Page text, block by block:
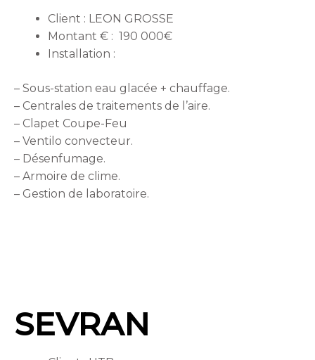
Client : LEON GROSSE
Montant € : 190 000€
Installation :
– Sous-station eau glacée + chauffage.
– Centrales de traitements de l’aire.
– Clapet Coupe-Feu
– Ventilo convecteur.
– Désenfumage.
– Armoire de clime.
– Gestion de laboratoire.
SEVRAN